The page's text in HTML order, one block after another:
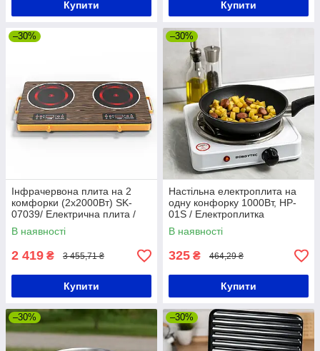
Купити Купити
–30%
Інфрачервона плита на 2
комфорки (2х2000Вт) SK-
07039/ Електрична плита /
Сенсорна електроплита
настільна
В наявності
2 419 ₴ 3 455,71 ₴
Купити
–30%
Настільна електроплита на
одну конфорку 1000Вт, HP-
01S / Електроплитка
настільна / Електрична плита
В наявності
325 ₴ 464,29 ₴
Купити
–30% –30%